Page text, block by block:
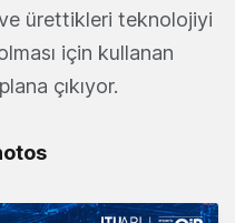
ürettikleri teknolojiyi
için kullanan
çıkıyor.